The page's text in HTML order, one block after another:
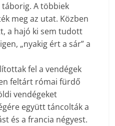
A többiek
meg az utat. Közben
a hajó ki sem tudott
„nyakig ért a sár” a
fel a vendégek
feltárt római fürdő
vendégeket
együtt táncolták a
és a francia négyest.